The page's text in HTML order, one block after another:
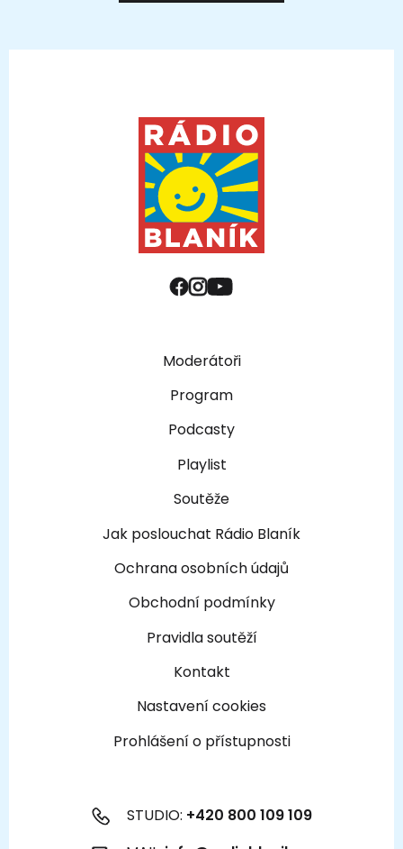
Moderátoři
Program
Podcasty
Playlist
Soutěže
Jak poslouchat Rádio Blaník
Ochrana osobních údajů
Obchodní podmínky
Pravidla soutěží
Kontakt
Nastavení cookies
Prohlášení o přístupnosti
STUDIO: +420 800 109 109